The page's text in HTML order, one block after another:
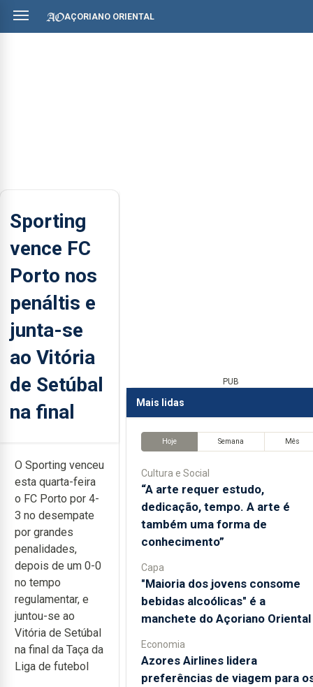
AÇORIANO ORIENTAL
Sporting
vence FC
Porto nos
penáltis e
junta-se
ao Vitória
de Setúbal
na final
O Sporting venceu
esta quarta-feira
o FC Porto por 4-
3 no desempate
por grandes
penalidades,
depois de um 0-0
no tempo
regulamentar, e
juntou-se ao
Vitória de Setúbal
na final da Taça da
Liga de futebol
PUB
Mais lidas
Hoje Semana Mês
Cultura e Social
“A arte requer estudo,
dedicação, tempo. A arte é
também uma forma de
conhecimento”
Capa
"Maioria dos jovens consome
bebidas alcoólicas" é a
manchete do Açoriano Oriental
Economia
Azores Airlines lidera
preferências de viagem para